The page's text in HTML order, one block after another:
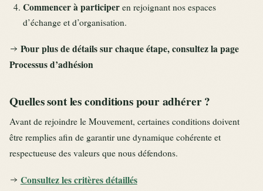
Commencer à participer en rejoignant nos espaces
d’échange et d’organisation.
Pour plus de détails sur chaque étape, consultez la page
Processus d’adhésion
Quelles sont les conditions pour adhérer ?
Avant de rejoindre le Mouvement, certaines conditions doivent
être remplies afin de garantir une dynamique cohérente et
respectueuse des valeurs que nous défendons.
Consultez les critères détaillés